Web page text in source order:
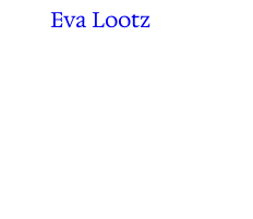
Eva Lootz